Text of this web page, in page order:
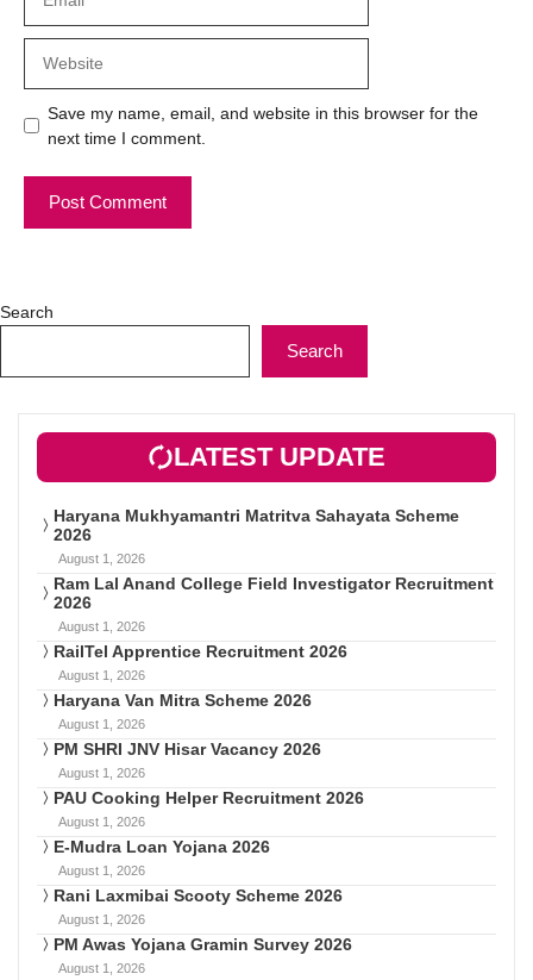
Save my name, email, and website in this browser for the
next time I comment.
Search
Search
LATEST UPDATE
Haryana Mukhyamantri Matritva Sahayata Scheme
2026
August 1, 2026
Ram Lal Anand College Field Investigator Recruitment
2026
August 1, 2026
RailTel Apprentice Recruitment 2026
August 1, 2026
Haryana Van Mitra Scheme 2026
August 1, 2026
PM SHRI JNV Hisar Vacancy 2026
August 1, 2026
PAU Cooking Helper Recruitment 2026
August 1, 2026
E-Mudra Loan Yojana 2026
August 1, 2026
Rani Laxmibai Scooty Scheme 2026
August 1, 2026
PM Awas Yojana Gramin Survey 2026
August 1, 2026